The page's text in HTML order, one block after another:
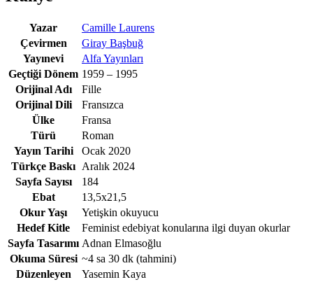
Yazar
Camille Laurens
Çevirmen
Giray Başbuğ
Yayınevi
Alfa Yayınları
Geçtiği Dönem 1959 – 1995
Orijinal Adı
Fille
Orijinal Dili
Fransızca
Ülke
Fransa
Türü
Roman
Yayın Tarihi
Ocak 2020
Türkçe Baskı Aralık 2024
Sayfa Sayısı
184
Ebat
13,5x21,5
Okur Yaşı
Yetişkin okuyucu
Hedef Kitle
Feminist edebiyat konularına ilgi duyan okurlar
Sayfa Tasarımı Adnan Elmasoğlu
Okuma Süresi ~4 sa 30 dk (tahmini)
Düzenleyen
Yasemin Kaya